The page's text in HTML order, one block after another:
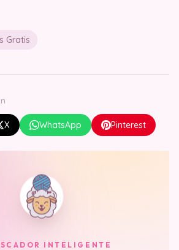
Gratis
X WhatsApp Pinterest
INTELIGENTE